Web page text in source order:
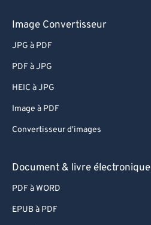
Image Convertisseur
JPG à PDF
PDF à JPG
HEIC à JPG
Image à PDF
Convertisseur d'images
Document & livre électronique
PDF à WORD
EPUB à PDF